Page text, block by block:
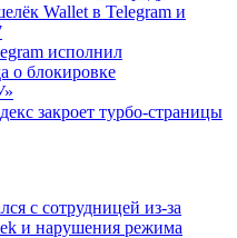
Wallet в Telegram и
исполнил
о блокировке
закроет турбо-страницы
с сотрудницей из-за
и нарушения режима